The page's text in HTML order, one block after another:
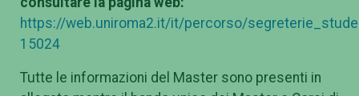
https://web.uniroma2.it/it/percorso/
15024
Tutte le informazioni del Master sono presenti in